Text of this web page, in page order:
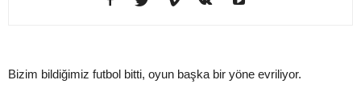
Bizim bildiğimiz futbol bitti, oyun başka bir yöne evriliyor.